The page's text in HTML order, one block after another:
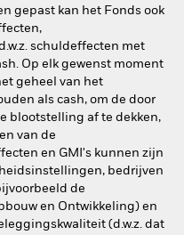
gepast kan het Fonds ook
schuldeffecten met
Op elk gewenst moment
geheel van het
als cash, om de door
blootstelling af te dekken,
van de
en GMI's kunnen zijn
bedrijven
de
en Ontwikkeling) en
(d.w.z. dat